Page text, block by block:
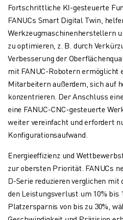
FALLBEISPIELE
LÖSUNGEN
BRANCHEN
ALLE BRANCHEN
LUFT- UND RAUMFAHRT
AUTOMOBIL
ELEKTRISCHE FAHRZEUGE
ELEKTRONIK
LEBENSMITTEL UND GETRÄNKE
MEDIZIN
KUNSTSTOFFE
LAGERHALTUNG, LOGISTIK, POST &
APPLIKATIONEN
ALLE APPLIKATIONEN
5-ACHS-BEARBEITUNG
LICHTBOGENSCHWEISSEN
MONTAGE
Fortschrittliche KI-gesteuerte
FANUCs Smart Digital Twin,
Werkzeugmaschinenherstellern
zu optimieren, z. B. durch
Verbesserung der
mit FANUC-Robotern ermöglicht
Mitarbeitern außerdem, sich auf
konzentrieren. Der Anschluss
eine FANUC-CNC-gesteuerte
weiter vereinfacht und erfordert
Konfigurationsaufwand.
Energieeffizienz und
zur obersten Priorität. FANUCs
D-Serie reduzieren verglichen mit
den Leistungsverlust um 10% bis
Platzersparnis von bis zu 30%,